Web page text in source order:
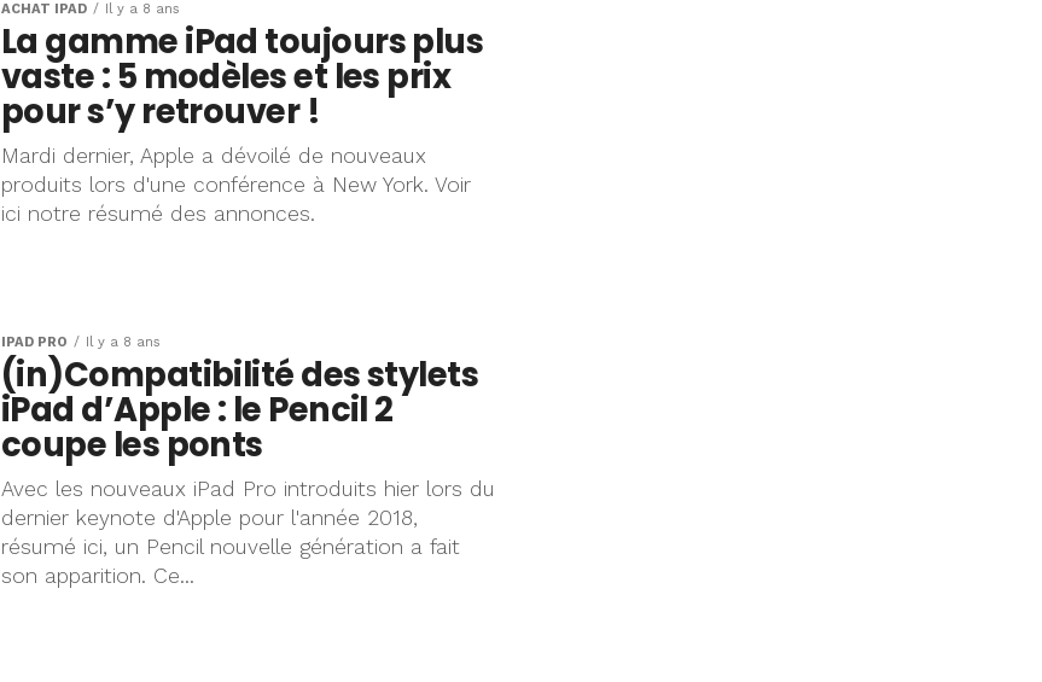
ACHAT IPAD Il y a 8 ans
La gamme iPad toujours plus
vaste : 5 modèles et les prix
pour s’y retrouver !
Mardi dernier, Apple a dévoilé de nouveaux
produits lors d'une conférence à New York. Voir
ici notre résumé des annonces.
IPAD PRO Il y a 8 ans
(in)Compatibilité des stylets
iPad d’Apple : le Pencil 2
coupe les ponts
Avec les nouveaux iPad Pro introduits hier lors du
dernier keynote d'Apple pour l'année 2018,
résumé ici, un Pencil nouvelle génération a fait
son apparition. Ce...